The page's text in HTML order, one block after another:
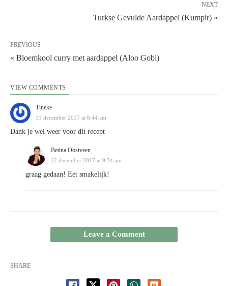
NEXT
Turkse Gevulde Aardappel (Kumpir) »
PREVIOUS
« Bloemkool curry met aardappel (Aloo Gobi)
VIEW COMMENTS
Tineke
11 december 2017 at 8:44 am
Dank je wel weer voor dit recept
Betina Oostveen
12 december 2017 at 9:34 am
graag gedaan! Eet smakelijk!
Leave a Comment
SHARE